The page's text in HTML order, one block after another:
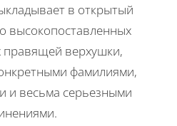
в открытый
высокопоставленных
правящей верхушки,
фамилиями,
и весьма серьезными